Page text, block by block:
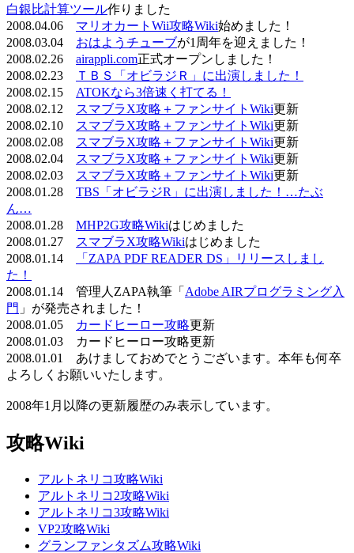
白銀比計算ツール作りました
2008.04.06 マリオカートWii攻略Wiki始めました！
2008.03.04 おはようチューブが1周年を迎えました！
2008.02.26 airappli.com正式オープンしました！
2008.02.23
ＴＢＳ「オビラジＲ」に出演しました！
2008.02.15 ATOKなら3倍速く打てる！
2008.02.12
スマブラX攻略＋ファンサイトWiki更新
2008.02.10
スマブラX攻略＋ファンサイトWiki更新
2008.02.08
スマブラX攻略＋ファンサイトWiki更新
2008.02.04
スマブラX攻略＋ファンサイトWiki更新
2008.02.03
スマブラX攻略＋ファンサイトWiki更新
2008.01.28 TBS「オビラジR」に出演しました！…たぶ
ん…
2008.01.28 MHP2G攻略Wikiはじめました
2008.01.27
スマブラX攻略Wikiはじめました
2008.01.14
「ZAPA PDF READER DS」リリースしまし
た！
2008.01.14 管理人ZAPA執筆「 Adobe AIRプログラミング入
門 」が発売されました！
2008.01.05
カードヒーロー攻略更新
2008.01.03 カードヒーロー攻略更新
2008.01.01 あけましておめでとうございます。本年も何卒
よろしくお願いいたします。
2008年1月以降の更新履歴のみ表示しています。
攻略Wiki
アルトネリコ攻略Wiki
アルトネリコ2攻略Wiki
アルトネリコ3攻略Wiki
VP2攻略Wiki
グランファンタズム攻略Wiki